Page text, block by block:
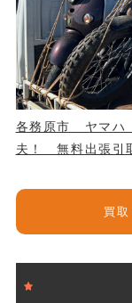
各務原市 ヤマ
夫！ 無料出張引
買